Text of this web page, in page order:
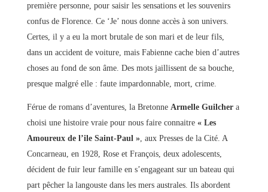
première personne, pour saisir les sensations et les souvenirs
confus de Florence. Ce ‘Je’ nous donne accès à son univers.
Certes, il y a eu la mort brutale de son mari et de leur fils,
dans un accident de voiture, mais Fabienne cache bien d’autres
choses au fond de son âme. Des mots jaillissent de sa bouche,
presque malgré elle : faute impardonnable, mort, crime.
Férue de romans d’aventures, la Bretonne Armelle Guilcher a
choisi une histoire vraie pour nous faire connaitre « Les
Amoureux de l’ile Saint-Paul », aux Presses de la Cité. A
Concarneau, en 1928, Rose et François, deux adolescents,
décident de fuir leur famille en s’engageant sur un bateau qui
part pêcher la langouste dans les mers australes. Ils abordent